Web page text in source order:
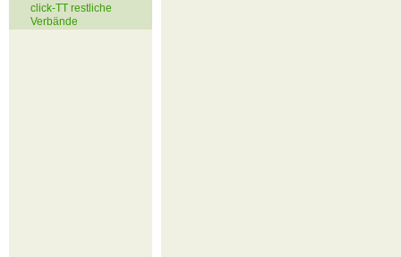
click-TT restliche
Verbände